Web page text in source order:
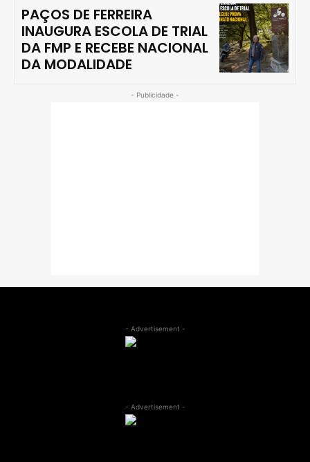
PAÇOS DE FERREIRA
INAUGURA ESCOLA DE TRIAL
DA FMP E RECEBE NACIONAL
DA MODALIDADE
- Publicidade -
- Advertisement -
- Advertisement -